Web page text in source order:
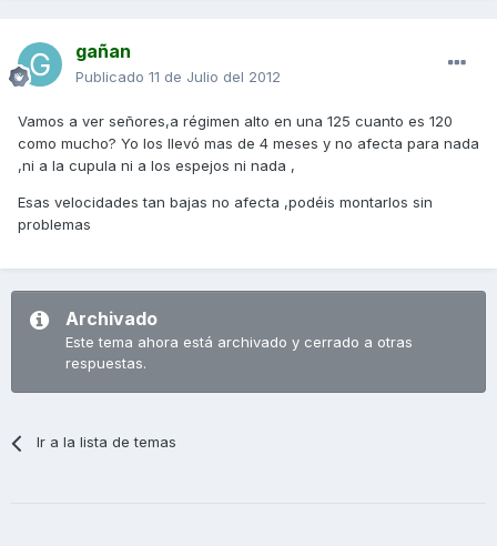
gañan
Publicado 11 de Julio del 2012
Vamos a ver señores,a régimen alto en una 125 cuanto es 120
como mucho? Yo los llevó mas de 4 meses y no afecta para nada
,ni a la cupula ni a los espejos ni nada ,
Esas velocidades tan bajas no afecta ,podéis montarlos sin
problemas
Archivado
Este tema ahora está archivado y cerrado a otras
respuestas.
Ir a la lista de temas